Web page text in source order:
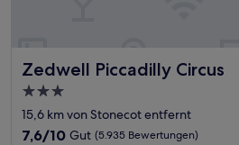
Zedwell Piccadilly Circus
Zedwell Piccadilly Circus
3.0-
Sterne-
Unterkunft
15,6 km von Stonecot entfernt
7.6
7,6/10 Gut (5.935 Bewertungen)